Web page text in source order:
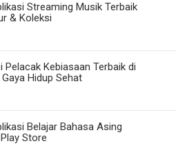
Streaming Musik Terbaik
& Koleksi
Pelacak Kebiasaan Terbaik di
Hidup Sehat
Belajar Bahasa Asing
Store